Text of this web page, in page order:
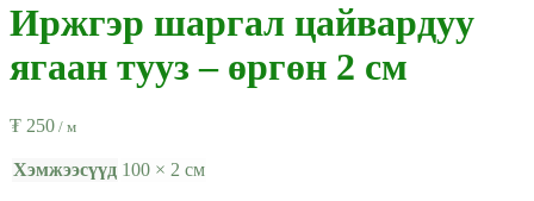
Иржгэр шаргал цайвардуу
ягаан тууз – өргөн 2 см
₮ 250 / м
Хэмжээсүүд 100 × 2 см